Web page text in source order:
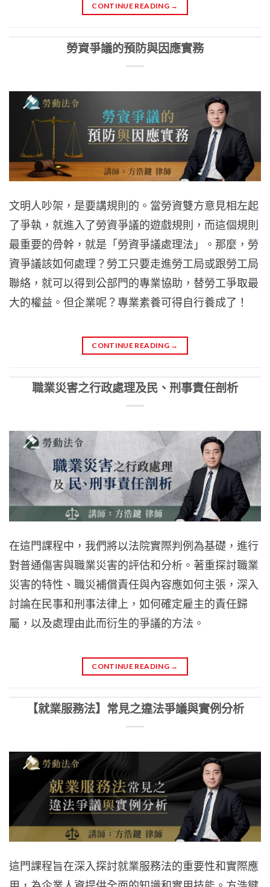
CONTINUE READING →
勞資爭議的預防與因應實務
文明人吵架，是要講規則的。當勞資雙方意見相左起
了爭執，就進入了勞資爭議的遊戲規則，而這個規則
最重要的骨幹，就是「勞資爭議處理法」。那麼，勞
資爭議該如何處理？勞工只要走進勞工局或跟勞工局
聯絡，就可以得到公部門的專業協助，替勞工爭取最
大的權益。但企業呢？專業素養可得自行養成了！
CONTINUE READING →
職業災害之行政處理及民、刑事責任剖析
在這門課程中，我們將以法院實際判例為基礎，進行
對普通傷害與職業災害的評估和分析。著重探討職業
災害的特性、職災補償責任與內容應如何主張，深入
討論在民事和刑事法律上，如何確定雇主的責任歸
屬，以及處理由此而衍生的爭議的方法。
CONTINUE READING →
【就業服務法】常見之違法爭議與實例分析
這門課程旨在深入探討就業服務法的重要性和實際應